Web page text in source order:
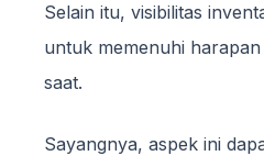
Selain itu, visibilitas
untuk memenuhi
saat.
Sayangnya, aspek ini